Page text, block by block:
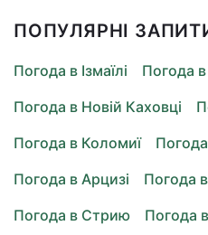
ПОПУЛЯРНІ
Погода в Ізмаїлі
Погода
Погода в Новій Каховці
Погода в Коломиї
Погода в Арцизі
Погода
Погода в Стрию
Погода